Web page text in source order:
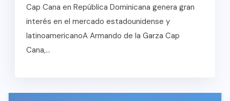
Cap Cana en República Dominicana genera gran
interés en el mercado estadounidense y
latinoamericanoA Armando de la Garza Cap
Cana,...